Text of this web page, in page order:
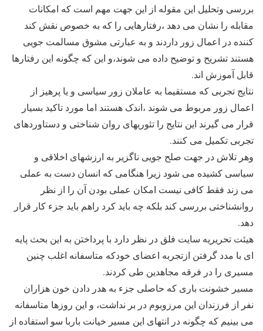
بررسی وتحلیل اين مقوله از اين جهت مهم است که امکانات
مقابله را نشان می دهد ،رفتارهایی را که به خصوص نقش کند
کننده در اعمال زور داردند و به عبارتی مشوق مسالمت جویی
هستند تشریح و توضیح داده می شوند،و اين که چگونه این رفتارها
قابل آموزش اند.
نتایج تجربی که مستقیما به عاملان زور سیاسی و یا پرهیز از
اعمال زور مربوط می شوند ،اندک هستند اما مورد تاکید بسیار
قرار می گیرند این نتایج را تئوریهای روان شناختی و دستاوردهای
تجربی تکمیل می کنند.
وهر تلاش در جهت صلح جویی ناگزیر به ارزشهای اخلاقی و
سیاسی کشیده می شود زیرا هنگامی که انسان دست به عملی
می زند فقط کافی نیست امکان عملی بودن آن را از نظر
روانشناختی بررسی کند بلکه چه باید کرد راهم بايد جزء کار قرار
دهد.
هیئت تحریریه سایت فلق در نظر دارد با پرداختن به این بحث پایه
ای با مدد گرفتن ازتجربه اعضای خودکه متاسفانه اغلب چنين
مسیری را در فرقه مجاهدین طی کردند.
مسیر خشونت باری که حاصلی جزء به هدر دادن خون هزاران
نفر از فرزندان این مرزوبوم در بر نداشت، و این روزها متاسفانه
می بینیم که چگونه در انتهای این مسیر خیانت باربا سو استفاده از